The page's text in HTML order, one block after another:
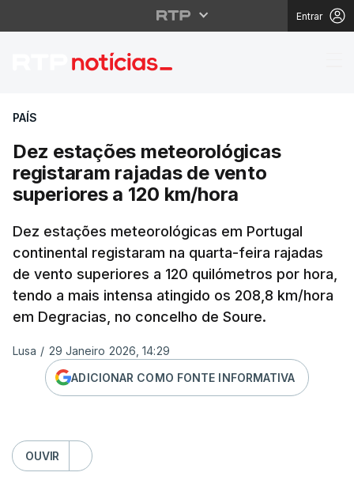
Entrar
Dez estações
PAÍS
Dez estações meteorológicas
registaram rajadas de vento
superiores a 120 km/hora
Dez estações meteorológicas em Portugal
continental registaram na quarta-feira rajadas
de vento superiores a 120 quilómetros por hora,
tendo a mais intensa atingido os 208,8 km/hora
em Degracias, no concelho de Soure.
Lusa / 29 Janeiro 2026, 14:29
ADICIONAR COMO FONTE INFORMATIVA
OUVIR